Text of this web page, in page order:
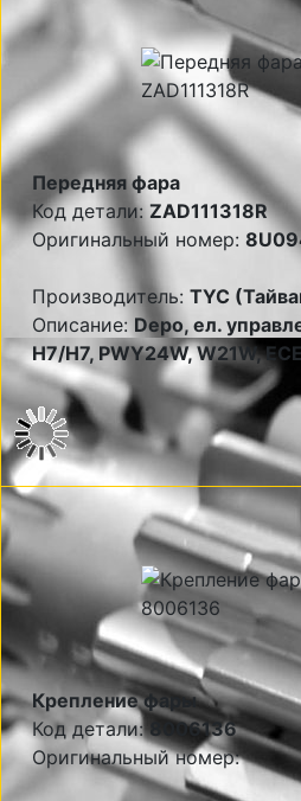
Передняя фара
Код детали: ZAD111318R
Оригинальный номер:
Производитель: TYC
Описание: Depo, ел.
Н7/Н7, PWY24W, W21W, ECE
Крепление фары
Код детали:8006136
Оригинальный номер: